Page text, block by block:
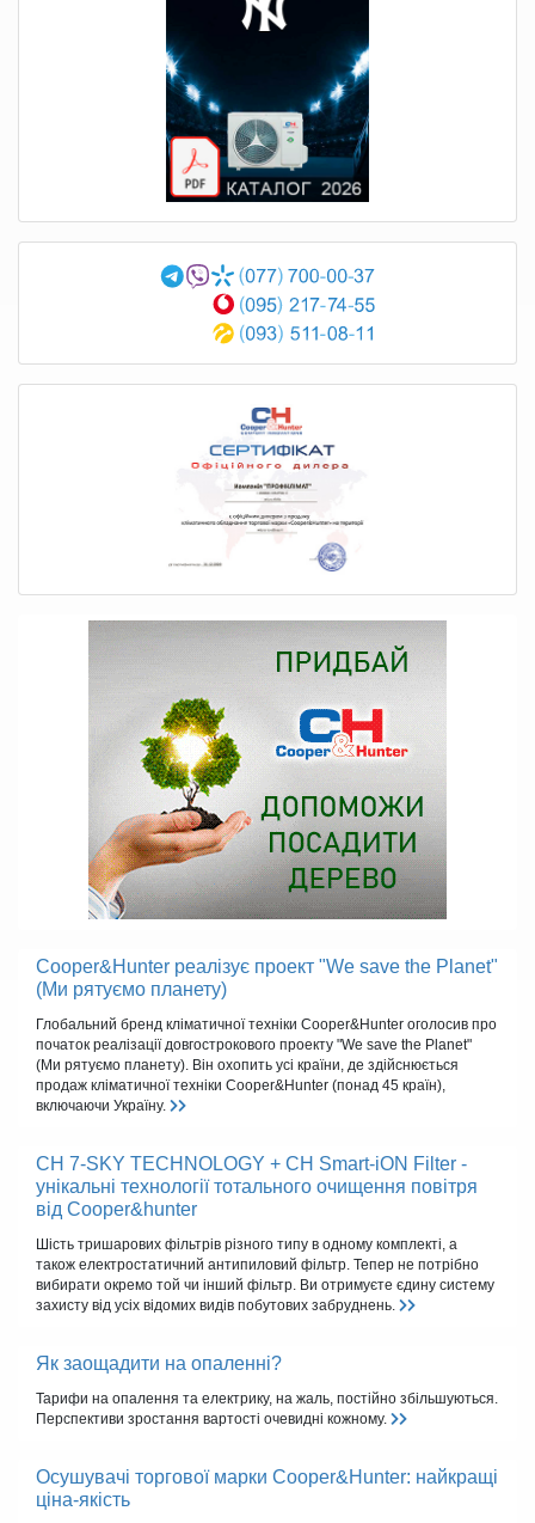
Cooper&Hunter реалізує проект "We save the Planet"
(Ми рятуємо планету)
Глобальний бренд кліматичної техніки Cooper&Hunter оголосив про
початок реалізації довгострокового проекту "We save the Planet"
(Ми рятуємо планету). Він охопить усі країни, де здійснюється
продаж кліматичної техніки Cooper&Hunter (понад 45 країн),
включаючи Україну.
CH 7-SKY TECHNOLOGY + CH Smart-iON Filter -
унікальні технології тотального очищення повітря
від Cooper&hunter
Шість тришарових фільтрів різного типу в одному комплекті, а
також електростатичний антипиловий фільтр. Тепер не потрібно
вибирати окремо той чи інший фільтр. Ви отримуєте єдину систему
захисту від усіх відомих видів побутових забруднень.
Як заощадити на опаленні?
Тарифи на опалення та електрику, на жаль, постійно збільшуються.
Перспективи зростання вартості очевидні кожному.
Осушувачі торгової марки Cooper&Hunter: найкращі
ціна-якість